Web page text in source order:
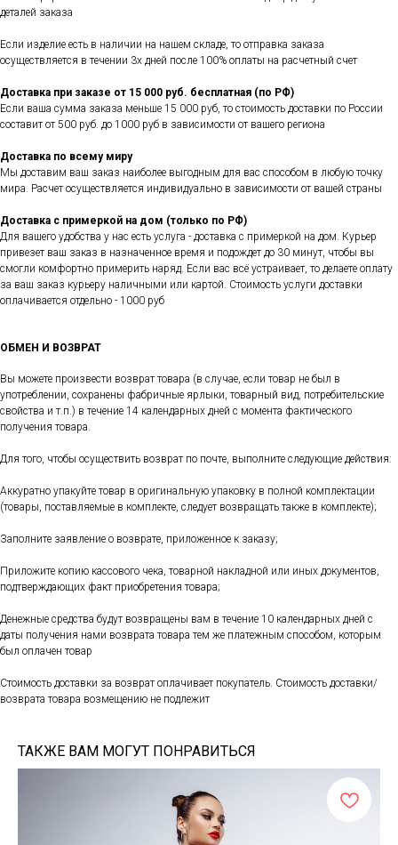
деталей заказа
Если изделие есть в наличии на нашем складе, то отправка заказа
осуществляется в течении 3х дней после 100% оплаты на расчетный счет
Доставка при заказе от 15 000 руб. бесплатная (по РФ)
Если ваша сумма заказа меньше 15 000 руб, то стоимость доставки по России
составит от 500 руб. до 1000 руб в зависимости от вашего региона
Доставка по всему миру
Мы доставим ваш заказ наиболее выгодным для вас способом в любую точку
мира. Расчет осуществляется индивидуально в зависимости от вашей страны
Доставка с примеркой на дом (только по РФ)
Для вашего удобства у нас есть услуга - доставка с примеркой на дом. Курьер
привезет ваш заказ в назначенное время и подождет до 30 минут, чтобы вы
смогли комфортно примерить наряд. Если вас всё устраивает, то делаете оплату
за ваш заказ курьеру наличными или картой. Стоимость услуги доставки
оплачивается отдельно - 1000 руб
ОБМЕН И ВОЗВРАТ
Вы можете произвести возврат товара (в случае, если товар не был в
употреблении, сохранены фабричные ярлыки, товарный вид, потребительские
свойства и т.п.) в течение 14 календарных дней с момента фактического
получения товара.
Для того, чтобы осуществить возврат по почте, выполните следующие действия:
Аккуратно упакуйте товар в оригинальную упаковку в полной комплектации
(товары, поставляемые в комплекте, следует возвращать также в комплекте);
Заполните заявление о возврате, приложенное к заказу;
Приложите копию кассового чека, товарной накладной или иных документов,
подтверждающих факт приобретения товара;
Денежные средства будут возвращены вам в течение 10 календарных дней с
даты получения нами возврата товара тем же платежным способом, которым
был оплачен товар
Стоимость доставки за возврат оплачивает покупатель. Стоимость доставки/
возврата товара возмещению не подлежит
ТАКЖЕ ВАМ МОГУТ ПОНРАВИТЬСЯ